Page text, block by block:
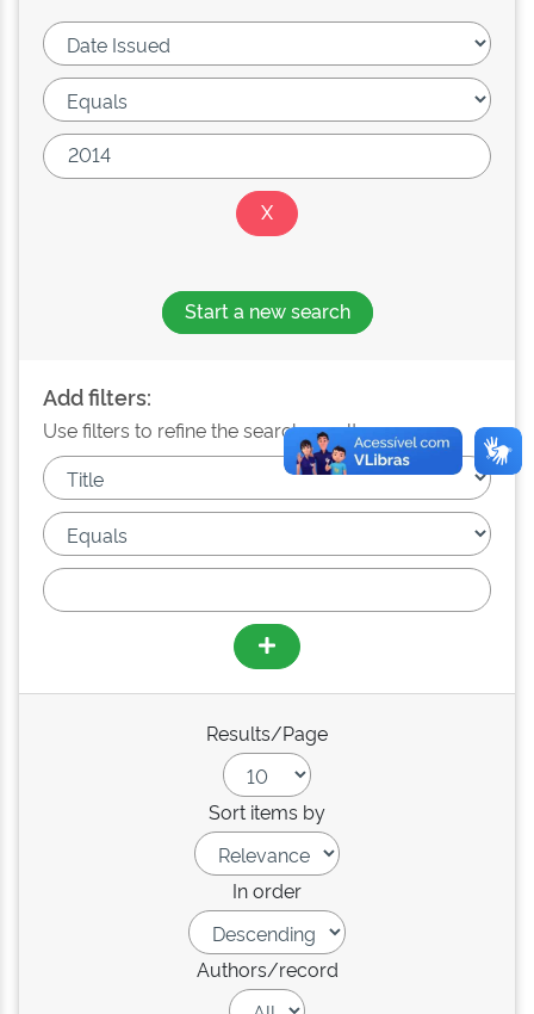
Start a new search
Add filters:
Use filters to refine the search results.
Results/Page
Sort items by
In order
Authors/record